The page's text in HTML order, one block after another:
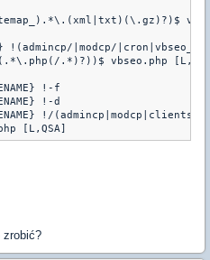
!(admincp/|modcp/
.*)?))$ vbseo.php
!-f
!-d
!/
zrobić?